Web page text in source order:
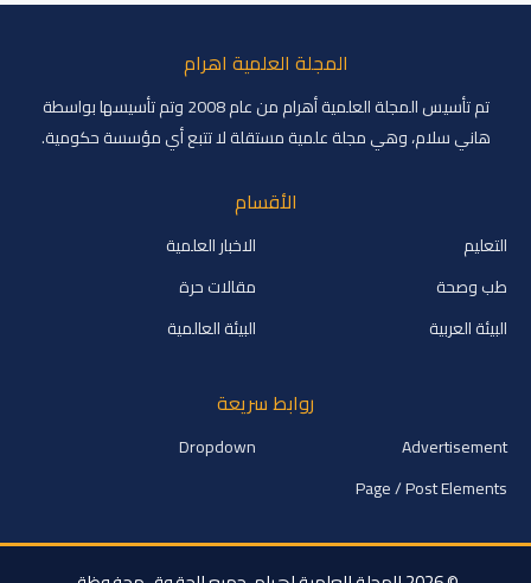
المجلة العلمية اهرام
تم تأسيس المجلة العلمية أهرام من عام 2008 وتم تأسيسها بواسطة
هاني سلام، وهي مجلة علمية مستقلة لا تتبع أي مؤسسة حكومية.
الأقسام
التعليم
الاخبار العلمية
طب وصحة
مقالات حرة
البيئة العربية
البيئة العالمية
روابط سريعة
Advertisement
Dropdown
Page / Post Elements